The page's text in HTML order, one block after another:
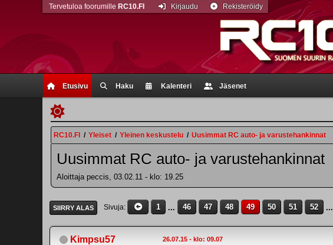
Etusivu Haku Kalenteri Jäsenet
Tervetuloa foorumille RC10.FI Kirjaudu Rekisteröidy
RC10.FI / Yleiset / Yleinen keskustelu / Uusimmat RC auto- ja varustehankinnat
Uusimmat RC auto- ja varustehankinnat
Aloittaja peccis, 03.02.11 - klo: 19.25
SIIRRY ALAS Sivuja 1 ... 46 47 48 49 50 51 52 ...
Kimpsu57 26.07.15 - klo: 09.07